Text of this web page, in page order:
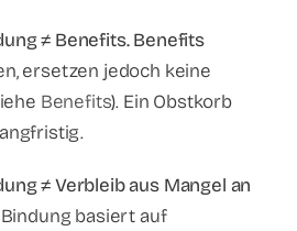
≠ Benefits. Benefits
ersetzen jedoch keine
Benefits). Ein Obstkorb
≠ Verbleib aus Mangel an
basiert auf